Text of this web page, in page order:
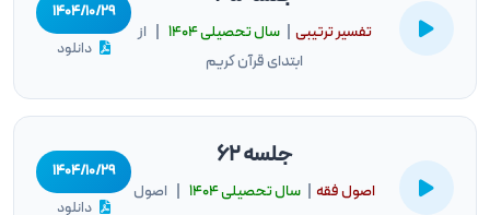
تفسیر ترتیبی |سال تحصيلى ۱۴۰۴
| از
ابتدای قرآن کریم
۱۴۰۴/۱۰/۲۹
دانلود
جلسه 62
اصول فقه سال تحصيلى ۱۴۰۴
| اصول
۱۴۰۴/۱۰/۲۹
دانلود